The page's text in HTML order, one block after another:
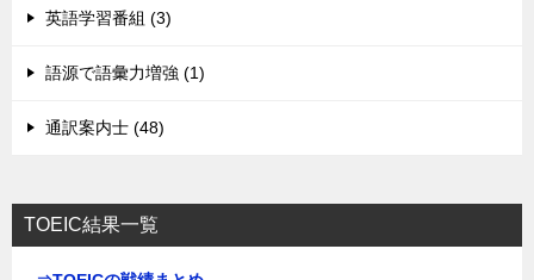
英語学習番組 (3)
語源で語彙力増強 (1)
通訳案内士 (48)
TOEIC結果一覧